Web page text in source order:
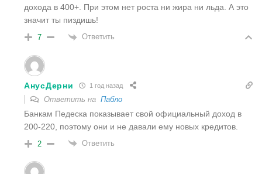
дохода в 400+. При этом нет роста ни жира ни льда. А это
значит ты пиздишь!
7 Ответить
АнусДерни 1 год назад
Ответить на Пабло
Банкам Педеска показывает свой официальный доход в
200-220, поэтому они и не давали ему новых кредитов.
2 Ответить